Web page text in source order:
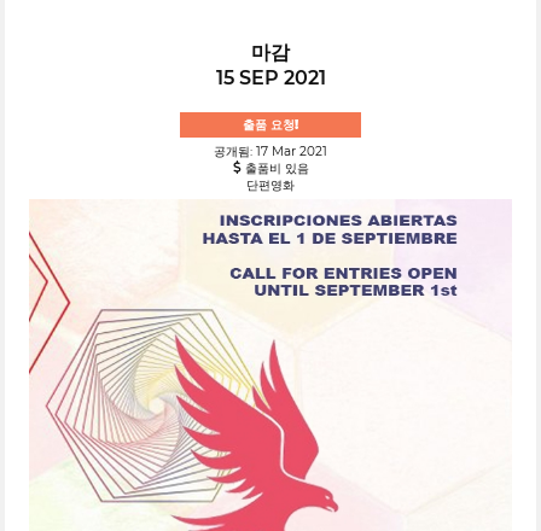
마감
15 SEP 2021
출품 요청!
공개됨: 17 Mar 2021
출품비 있음
단편영화